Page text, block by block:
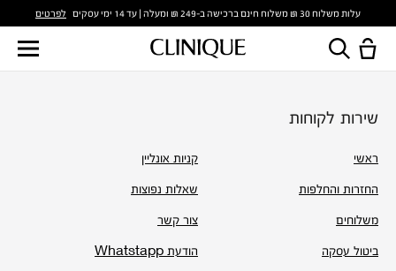
עלות משלוח 30 ₪ משלוח חינם ברכישה ב-249 ₪ ומעלה | עד 14 ימי עסקים לפרטים
שירות לקוחות
ראשי
החזרות והחלפות
משלוחים
ביטול עסקה
קניות אונליין
שאלות נפוצות
צור קשר
הודעת Whatstapp